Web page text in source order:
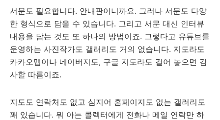
서문도 필요합니다. 안내판이니까요. 그러나 서문도 다양
한 형식으로 담을 수 있습니다. 그리고 서문 대신 인터뷰
내용을 담는 것도 또 하나의 방법이죠. 그렇다고 유튜브를
운영하는 사진작가도 갤러리도 거의 없습니다. 지도라도
카카오맵이나 네이버지도, 구글 지도라도 걸어 놓으면 감
사할 따름이죠.
지도도 연락처도 없고 심지어 홈페이지도 없는 갤러리도
꽤 있습니다. 뭐 아는 콜렉터에게 전화나 메일 연락만 하